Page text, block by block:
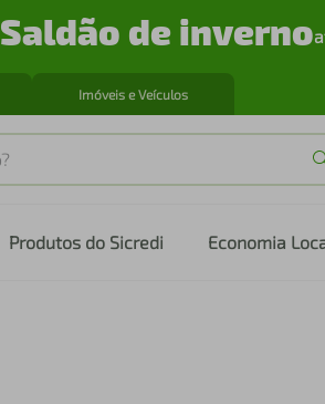
Saldão de inverno
Imóveis e Veículos
Produtos do Sicredi Economia